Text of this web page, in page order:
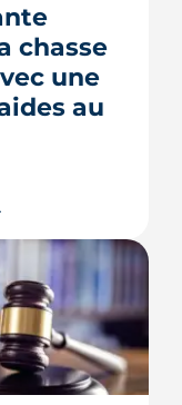
chasse
une
au
la rentrée
sur
en